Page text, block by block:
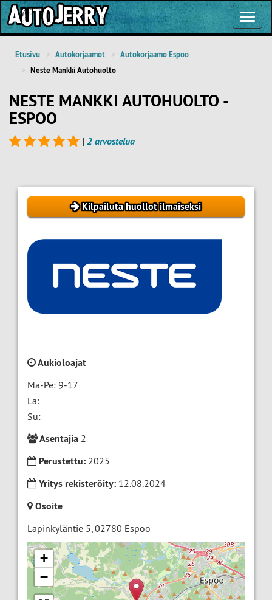
Etusivu Autokorjaamot
Autokorjaamo Espoo
Neste Mankki Autohuolto
NESTE MANKKI AUTOHUOLTO -
ESPOO
| 2 arvostelua
Kilpailuta huollot ilmaiseksi
Aukioloajat
Ma-Pe: 9-17
La:
Su:
Asentajia 2
Perustettu: 2025
Yritys rekisteröity: 12.08.2024
Osoite
Lapinkyläntie 5,02780 Espoo
+
−